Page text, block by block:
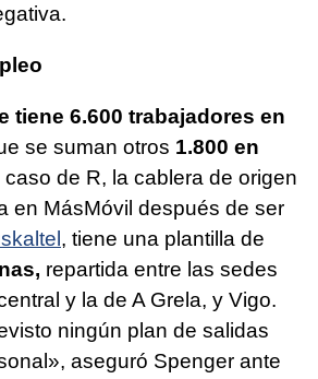
tiene 6.600 trabajadores en
se suman otros 1.800 en
caso de R, la cablera de origen
en MásMóvil después de ser
, tiene una plantilla de
repartida entre las sedes
y la de A Grela, y Vigo.
ningún plan de salidas
aseguró Spenger ante